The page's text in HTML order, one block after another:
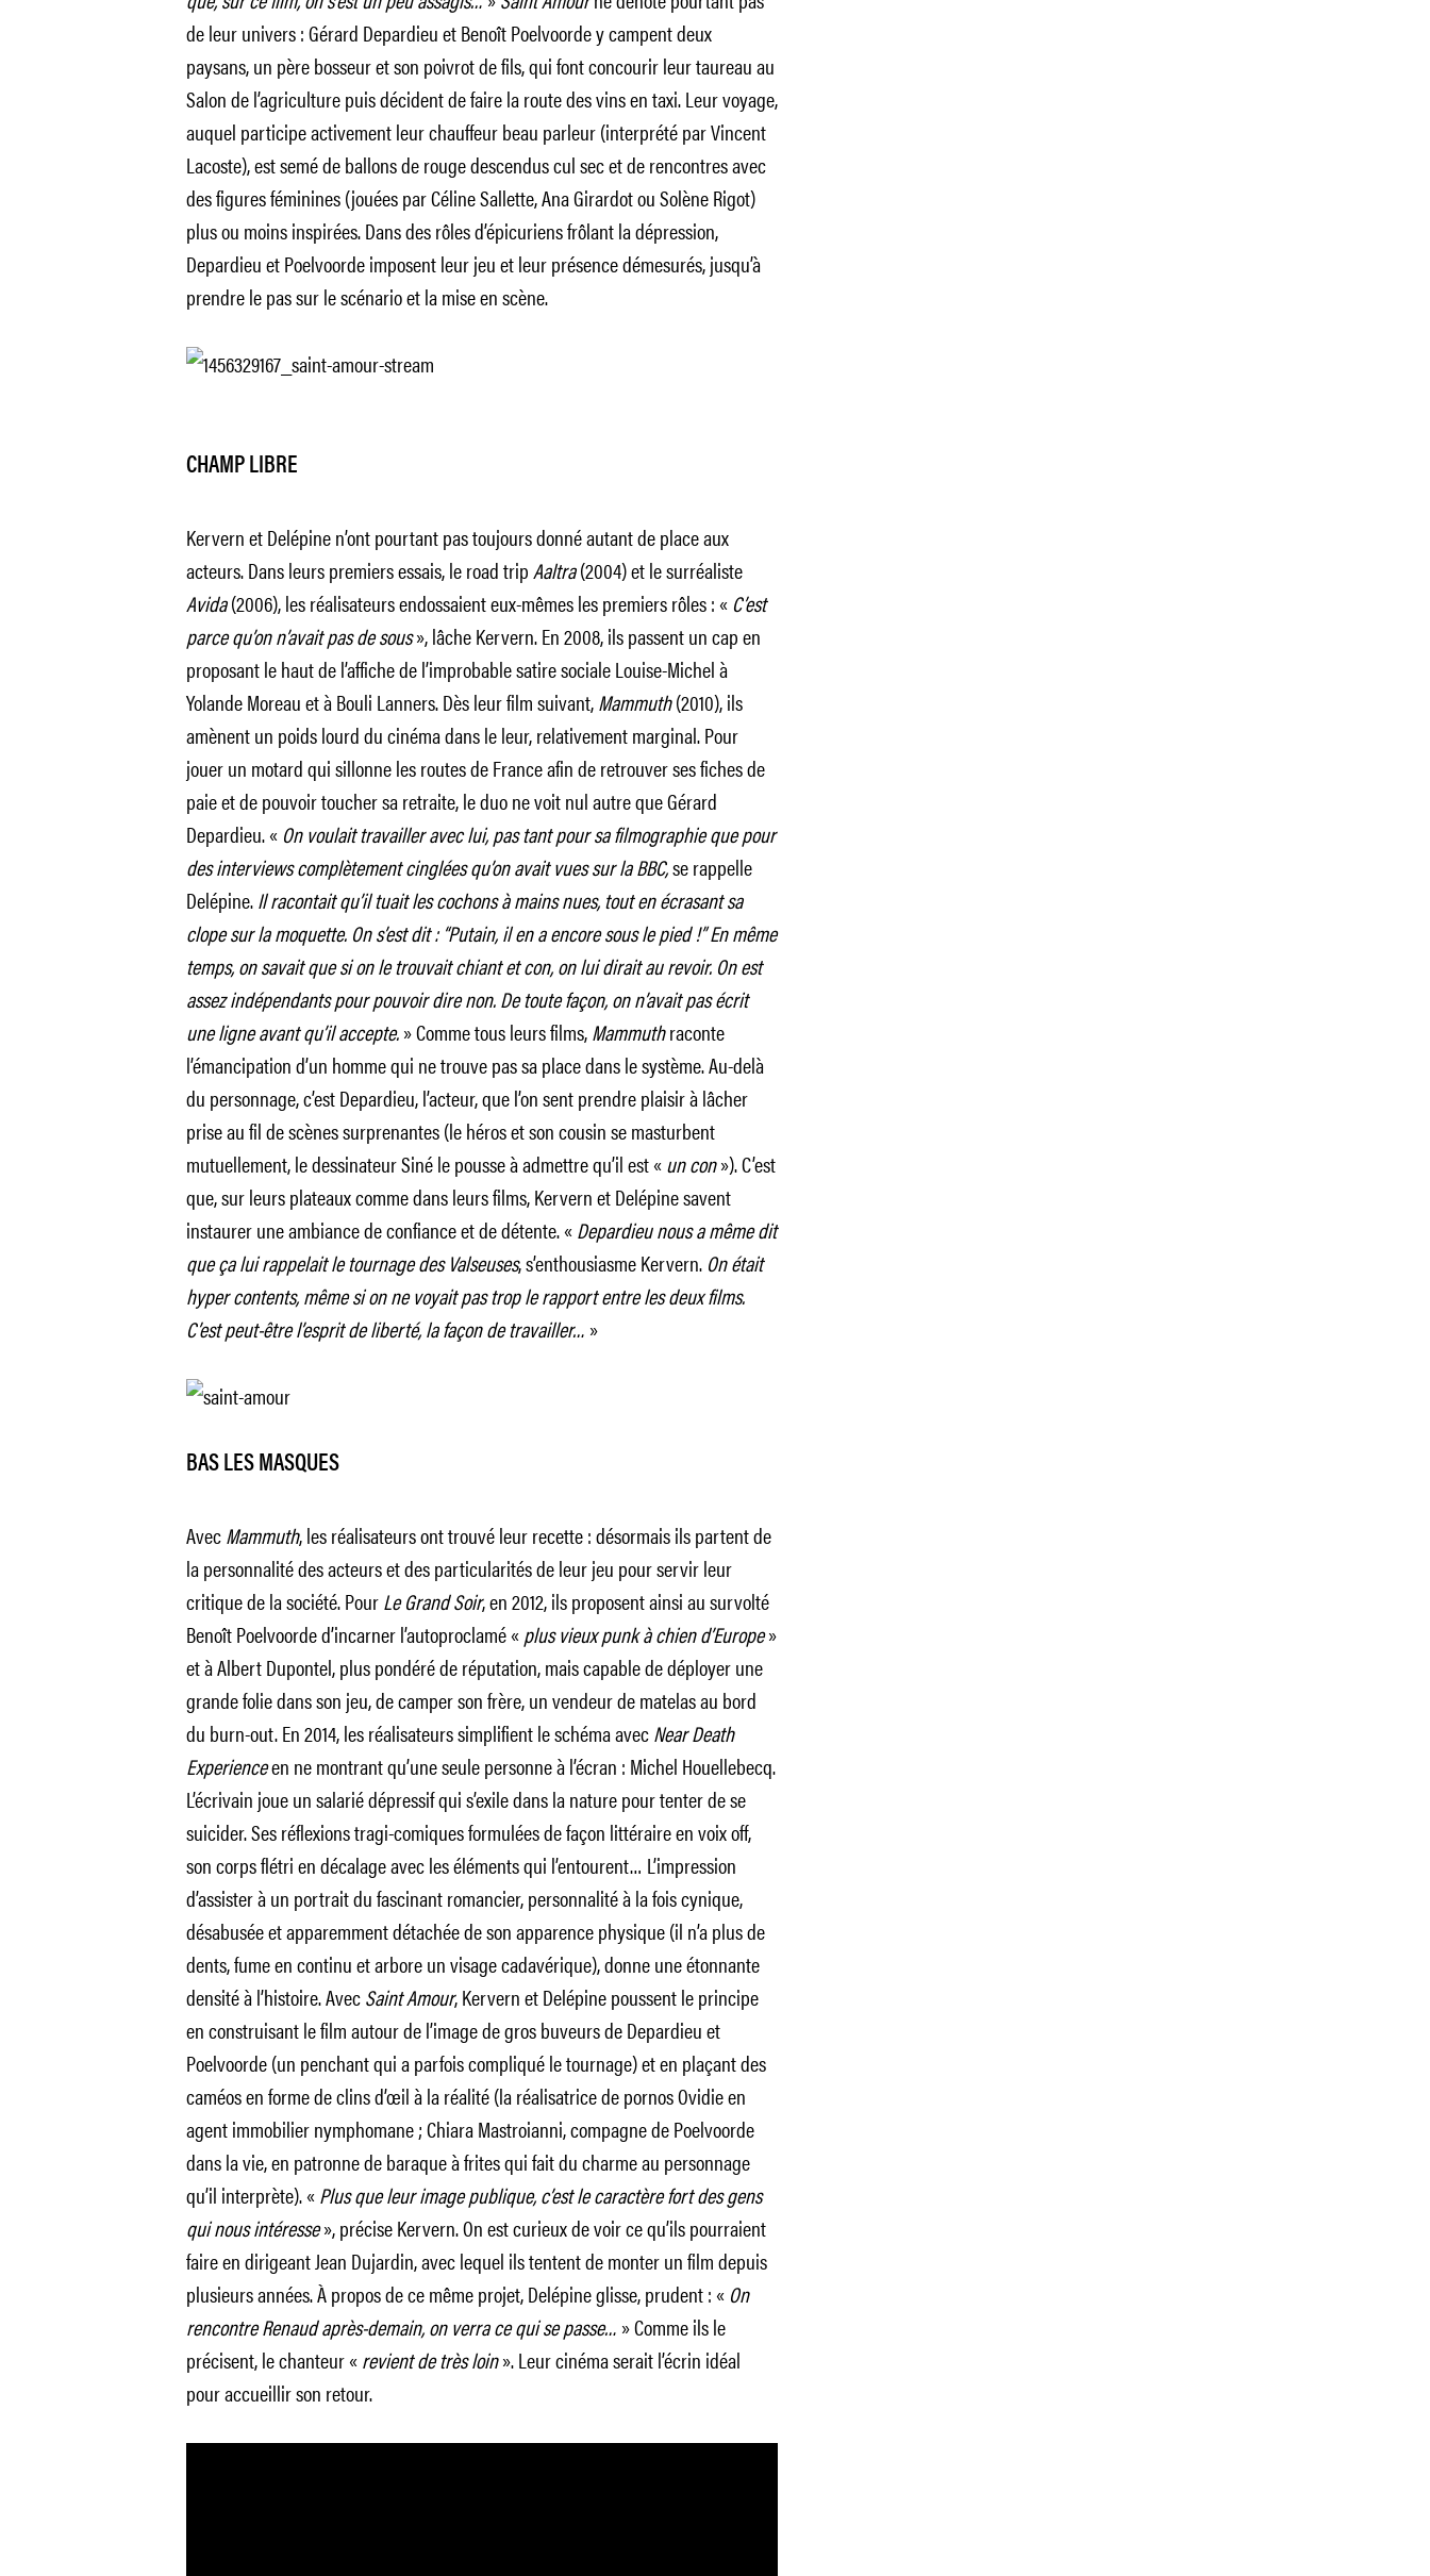
de leur univers : Gérard Depardieu et Benoît Poelvoorde y campent deux
paysans, un père bosseur et son poivrot de fils, qui font concourir leur taureau au
Salon de l’agriculture puis décident de faire la route des vins en taxi. Leur voyage,
auquel participe activement leur chauffeur beau parleur (interprété par Vincent
Lacoste), est semé de ballons de rouge descendus cul sec et de rencontres avec
des figures féminines (jouées par Céline Sallette, Ana Girardot ou Solène Rigot)
plus ou moins inspirées. Dans des rôles d’épicuriens frôlant la dépression,
Depardieu et Poelvoorde imposent leur jeu et leur présence démesurés, jusqu’à
prendre le pas sur le scénario et la mise en scène.
CHAMP LIBRE
Kervern et Delépine n’ont pourtant pas toujours donné autant de place aux
acteurs. Dans leurs premiers essais, le road tripAaltra(2004) et le surréaliste
Avida(2006), les réalisateurs endossaient eux-mêmes les premiers rôles : « C’est
parce qu’on n’avait pas de sous», lâche Kervern. En 2008, ils passent un cap en
proposant le haut de l’affiche de l’improbable satire sociale Louise-Michel à
Yolande Moreau et à Bouli Lanners. Dès leur film suivant,Mammuth(2010), ils
amènent un poids lourd du cinéma dans le leur, relativement marginal. Pour
jouer un motard qui sillonne les routes de France afin de retrouver ses fiches de
paie et de pouvoir toucher sa retraite, le duo ne voit nul autre que Gérard
Depardieu. «On voulait travailler avec lui, pas tant pour sa filmographie que pour
des interviews complètement cinglées qu’on avait vues sur la BBC,se rappelle
Delépine.Il racontait qu’il tuait les cochons à mains nues, tout en écrasant sa
clope sur la moquette. On s’est dit : “Putain, il en a encore sous le pied !” En même
temps, on savait que si on le trouvait chiant et con, on lui dirait au revoir. On est
assez indépendants pour pouvoir dire non. De toute façon, on n’avait pas écrit
une ligne avant qu’il accepte.» Comme tous leurs films,Mammuthraconte
l’émancipation d’un homme qui ne trouve pas sa place dans le système. Au-delà
du personnage, c’est Depardieu, l’acteur, que l’on sent prendre plaisir à lâcher
prise au fil de scènes surprenantes (le héros et son cousin se masturbent
mutuellement, le dessinateur Siné le pousse à admettre qu’il est «un con»). C’est
que, sur leurs plateaux comme dans leurs films, Kervern et Delépine savent
instaurer une ambiance de confiance et de détente. «Depardieu nous a même dit
que ça lui rappelait le tournage des Valseuses, s’enthousiasme Kervern. On était
hyper contents, même si on ne voyait pas trop le rapport entre les deux films.
C’est peut-être l’esprit de liberté, la façon de travailler… »
BAS LES MASQUES
AvecMammuth, les réalisateurs ont trouvé leur recette : désormais ils partent de
la personnalité des acteurs et des particularités de leur jeu pour servir leur
critique de la société. PourLe Grand Soir, en 2012, ils proposent ainsi au survolté
Benoît Poelvoorde d’incarner l’autoproclamé «plus vieux punk à chien d’Europe»
et à Albert Dupontel, plus pondéré de réputation, mais capable de déployer une
grande folie dans son jeu, de camper son frère, un vendeur de matelas au bord
du burn-out. En 2014, les réalisateurs simplifient le schéma avecNear Death
Experienceen ne montrant qu’une seule personne à l’écran : Michel Houellebecq.
L’écrivain joue un salarié dépressif qui s’exile dans la nature pour tenter de se
suicider. Ses réflexions tragi-comiques formulées de façon littéraire en voix off,
son corps flétri en décalage avec les éléments qui l’entourent… L’impression
d’assister à un portrait du fascinant romancier, personnalité à la fois cynique,
désabusée et apparemment détachée de son apparence physique (il n’a plus de
dents, fume en continu et arbore un visage cadavérique), donne une étonnante
densité à l’histoire. AvecSaint Amour, Kervern et Delépine poussent le principe
en construisant le film autour de l’image de gros buveurs de Depardieu et
Poelvoorde (un penchant qui a parfois compliqué le tournage) et en plaçant des
caméos en forme de clins d’œil à la réalité (la réalisatrice de pornos Ovidie en
agent immobilier nymphomane ; Chiara Mastroianni, compagne de Poelvoorde
dans la vie, en patronne de baraque à frites qui fait du charme au personnage
qu’il interprète). «Plus que leur image publique, c’est le caractère fort des gens
qui nous intéresse», précise Kervern. On est curieux de voir ce qu’ils pourraient
faire en dirigeant Jean Dujardin, avec lequel ils tentent de monter un film depuis
plusieurs années. À propos de ce même projet, Delépine glisse, prudent : « On
rencontre Renaud après-demain, on verra ce qui se passe… » Comme ils le
précisent, le chanteur «revient de très loin». Leur cinéma serait l’écrin idéal
pour accueillir son retour.